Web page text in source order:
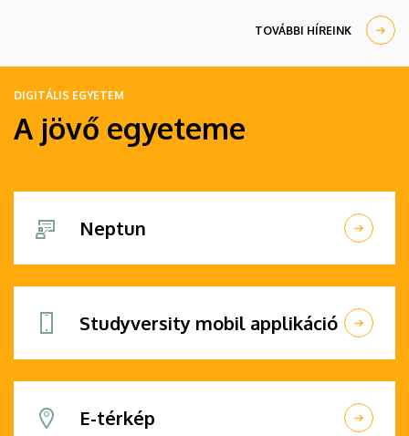
TOVÁBBI HÍREINK
DIGITÁLIS EGYETEM
A jövő egyeteme
Neptun
Studyversity mobil applikáció
E-térkép